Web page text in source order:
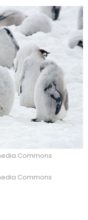
Commons
Commons